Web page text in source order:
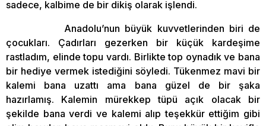
sadece, kalbime de bir dikiş olarak işlendi.
Anadolu’nun büyük kuvvetlerinden biri de
çocukları. Çadırları gezerken bir küçük kardeşime
rastladım, elinde topu vardı. Birlikte top oynadık ve bana
bir hediye vermek istediğini söyledi. Tükenmez mavi bir
kalemi bana uzattı ama bana güzel de bir şaka
hazırlamış. Kalemin mürekkep tüpü açık olacak bir
şekilde bana verdi ve kalemi alıp teşekkür ettiğim gibi